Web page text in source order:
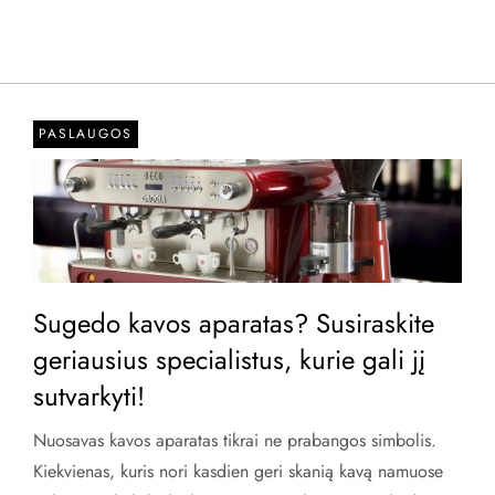
PASLAUGOS
Sugedo kavos aparatas? Susiraskite
geriausius specialistus, kurie gali jį
sutvarkyti!
Nuosavas kavos aparatas tikrai ne prabangos simbolis.
Kiekvienas, kuris nori kasdien geri skanią kavą namuose